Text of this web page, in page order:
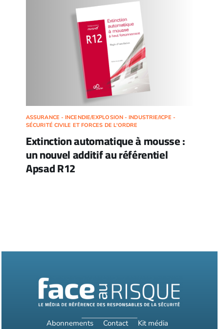
ASSURANCE - INCENDIE/EXPLOSION - INDUSTRIE/ICPE -
SÉCURITÉ CIVILE ET FORCES DE L'ORDRE
Extinction automatique à mousse :
un nouvel additif au référentiel
Apsad R12
Abonnements Contact
Kit média